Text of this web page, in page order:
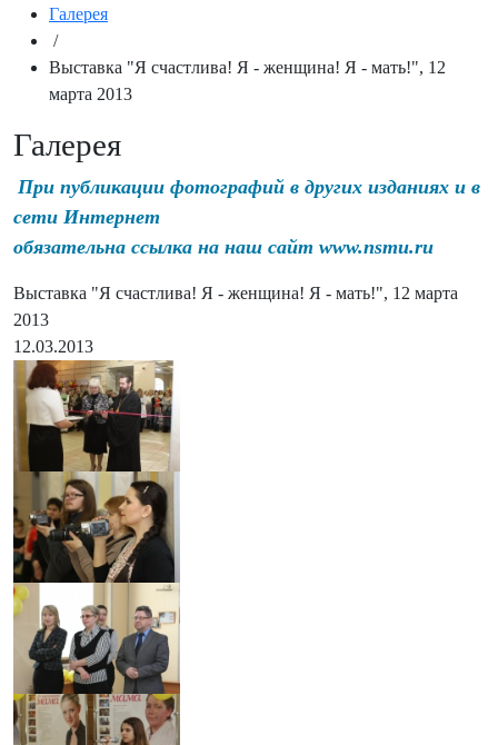
Галерея
/
Выставка "Я счастлива! Я - женщина! Я - мать!", 12
марта 2013
Галерея
При публикации фотографий в других изданиях и в
сети Интернет
обязательна ссылка на наш сайт www.nsmu.ru
Выставка "Я счастлива! Я - женщина! Я - мать!", 12 марта
2013
12.03.2013